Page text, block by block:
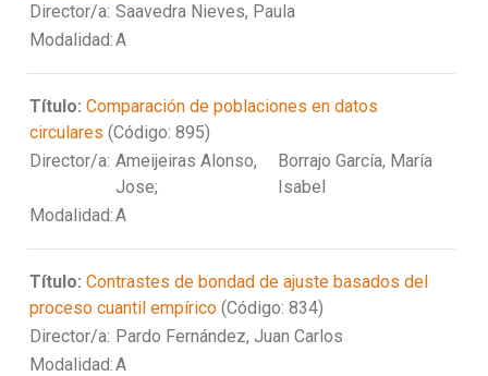
Director/a: Saavedra Nieves, Paula
Modalidad:A
Título: Comparación de poblaciones en datos
circulares (Código: 895)
Director/a: Ameijeiras Alonso,
Jose;
Borrajo García, María
Isabel
Modalidad:A
Título: Contrastes de bondad de ajuste basados del
proceso cuantil empírico (Código: 834)
Director/a: Pardo Fernández, Juan Carlos
Modalidad:A